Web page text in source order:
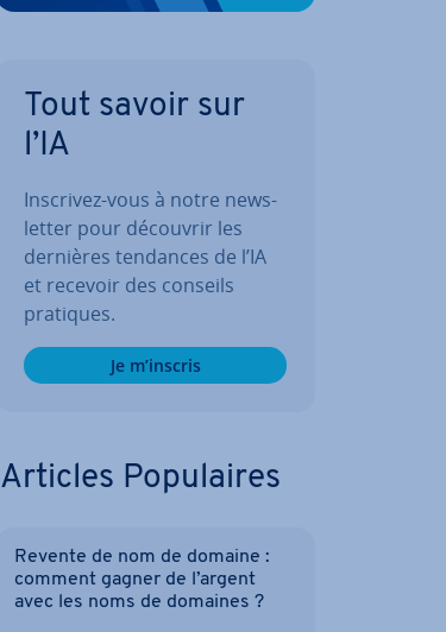
Tout savoir sur
l’IA
Inscrivez-vous à notre news­
let­ter pour découvrir les
dernières tendances de l’IA
et recevoir des conseils
pratiques.
Je m’inscris
Articles Po­pu­laires
Revente de nom de domaine :
comment gagner de l’argent
avec les noms de domaines ?